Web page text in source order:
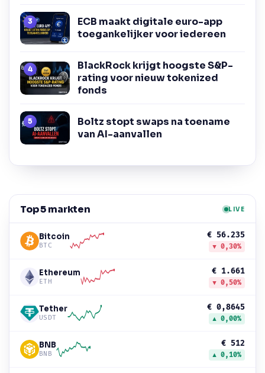
ECB maakt digitale euro-app
toegankelijker voor iedereen
BlackRock krijgt hoogste S&P-
rating voor nieuw tokenized
fonds
Boltz stopt swaps na toename
van AI-aanvallen
Top 5 markten LIVE
Bitcoin
BTC
€ 56.235
▼ 0,30%
Ethereum
ETH
€ 1.661
▼ 0,50%
Tether
USDT
€ 0,8645
▲ 0,00%
BNB
BNB
€ 512
▲ 0,10%